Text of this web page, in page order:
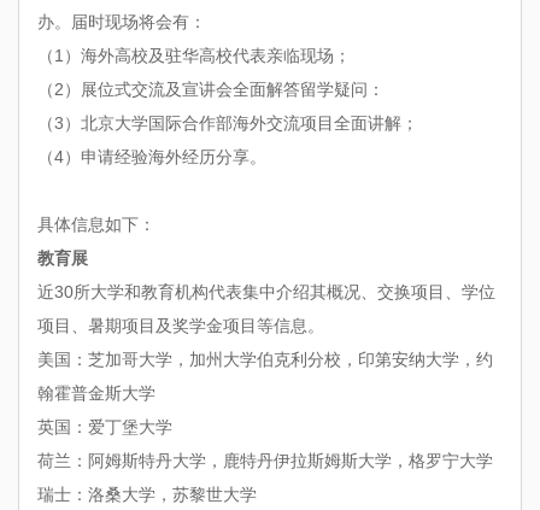
办。届时现场将会有：
（1）海外高校及驻华高校代表亲临现场；
（2）展位式交流及宣讲会全面解答留学疑问：
（3）北京大学国际合作部海外交流项目全面讲解；
（4）申请经验海外经历分享。
具体信息如下：
教育展
近30所大学和教育机构代表集中介绍其概况、交换项目、学位
项目、暑期项目及奖学金项目等信息。
美国：芝加哥大学，加州大学伯克利分校，印第安纳大学，约
翰霍普金斯大学
英国：爱丁堡大学
荷兰：阿姆斯特丹大学，鹿特丹伊拉斯姆斯大学，格罗宁大学
瑞士：洛桑大学，苏黎世大学